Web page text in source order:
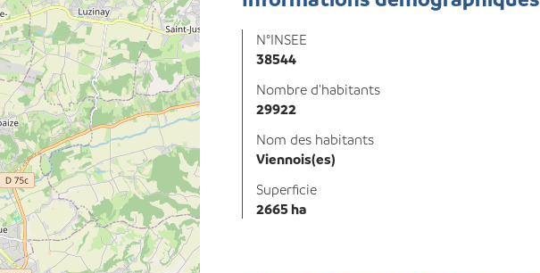
N°INSEE
38544
Nombre d'habitants
29922
Nom des habitants
Viennois(es)
Superficie
2665 ha